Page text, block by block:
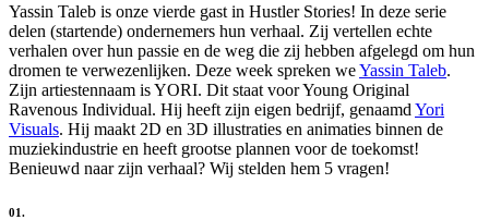
Yassin Taleb is onze vierde gast in Hustler Stories! In deze serie
delen (startende) ondernemers hun verhaal. Zij vertellen echte
verhalen over hun passie en de weg die zij hebben afgelegd om hun
dromen te verwezenlijken. Deze week spreken weYassin Taleb.
Zijn artiestennaam is YORI. Dit staat voor Young Original
Ravenous Individual. Hij heeft zijn eigen bedrijf, genaamd Yori
Visuals. Hij maakt 2D en 3D illustraties en animaties binnen de
muziekindustrie en heeft grootse plannen voor de toekomst!
Benieuwd naar zijn verhaal? Wij stelden hem 5 vragen!
01.